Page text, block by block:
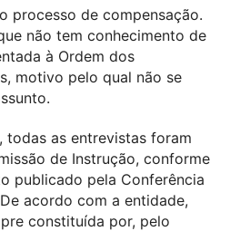
processo de compensação.
não tem conhecimento de
à Ordem dos
motivo pelo qual não se
todas as entrevistas foram
de Instrução, conforme
publicado pela Conferência
acordo com a entidade,
constituída por, pelo